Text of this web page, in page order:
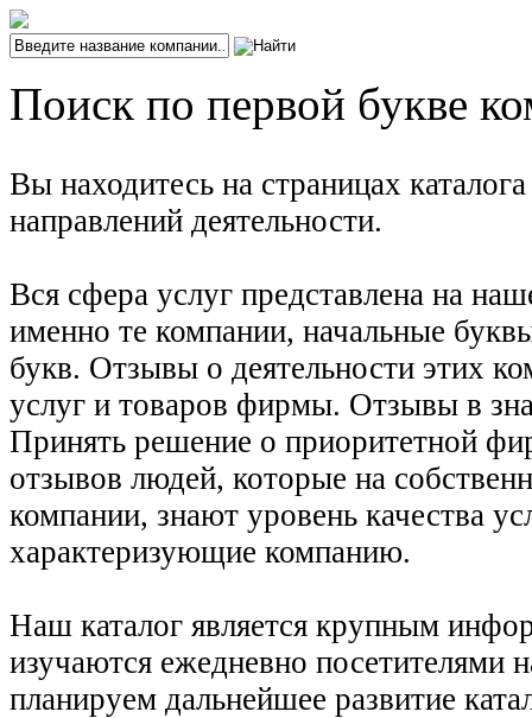
Поиск по первой букве
Вы находитесь на страницах
направлений деятельности.
Вся сфера услуг представлена на
именно те компании, начальные
букв. Отзывы о деятельности этих
услуг и товаров фирмы. Отзывы в
Принять решение о приоритетной
отзывов людей, которые на
компании, знают уровень качества
характеризующие компанию.
Наш каталог является крупным
изучаются ежедневно
планируем дальнейшее развитие